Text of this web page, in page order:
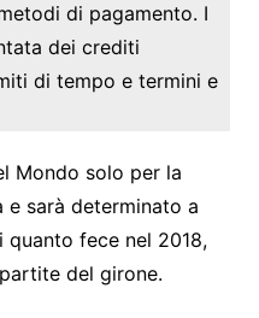
di pagamento. I
dei crediti
di tempo e termini e
Mondo solo per la
sarà determinato a
fece nel 2018,
del girone.